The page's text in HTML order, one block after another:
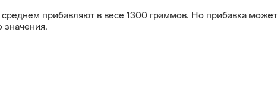
среднем прибавляют в весе 1300 граммов. Но прибавка может
значения.